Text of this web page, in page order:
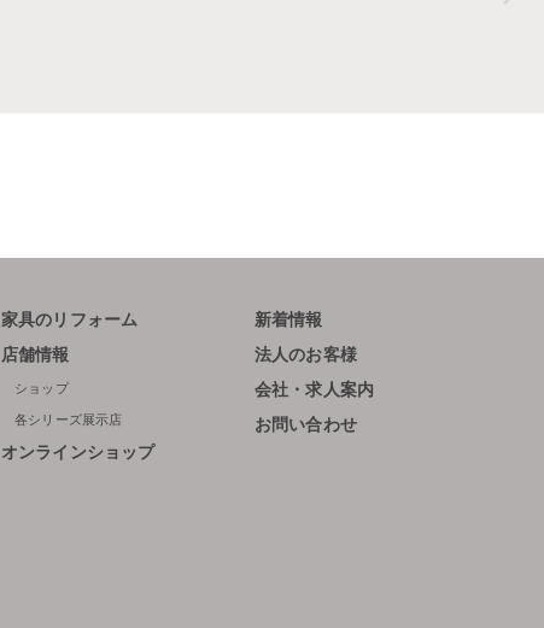
家具のリフォーム
店舗情報
ショップ
各シリーズ展示店
オンラインショップ
新着情報
法人のお客様
会社・求人案内
お問い合わせ